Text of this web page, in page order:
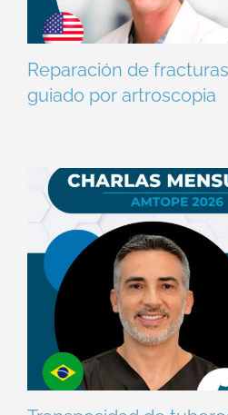
Reparación de
guiado por artroscopia